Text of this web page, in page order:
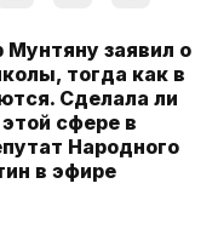
заявил о
тогда как в
Сделала ли
сфере в
Народного
в эфире